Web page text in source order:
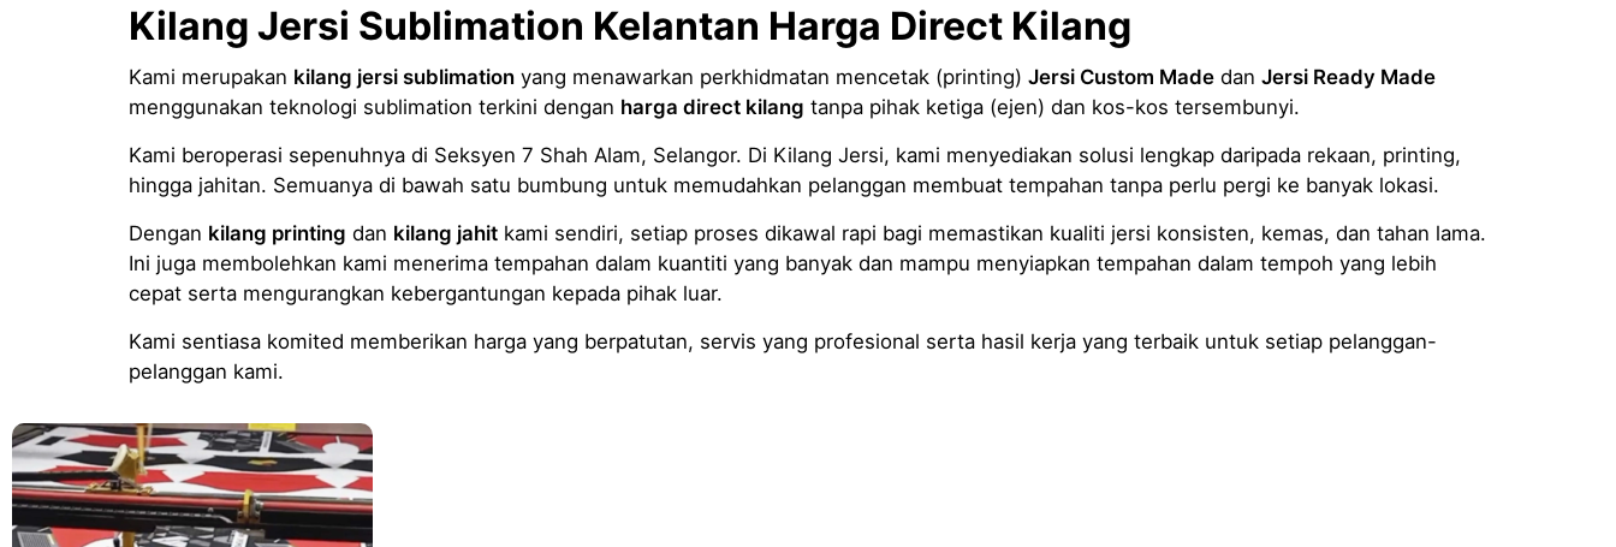
Kilang Jersi Sublimation Kelantan Harga Direct Kilang
Kami merupakan kilang jersi sublimation yang menawarkan perkhidmatan mencetak (printing) Jersi Custom Made dan Jersi Ready Made
menggunakan teknologi sublimation terkini dengan harga direct kilang tanpa pihak ketiga (ejen) dan kos-kos tersembunyi.
Kami beroperasi sepenuhnya di Seksyen 7 Shah Alam, Selangor. Di Kilang Jersi, kami menyediakan solusi lengkap daripada rekaan, printing,
hingga jahitan. Semuanya di bawah satu bumbung untuk memudahkan pelanggan membuat tempahan tanpa perlu pergi ke banyak lokasi.
Dengan kilang printing dan kilang jahit kami sendiri, setiap proses dikawal rapi bagi memastikan kualiti jersi konsisten, kemas, dan tahan lama.
Ini juga membolehkan kami menerima tempahan dalam kuantiti yang banyak dan mampu menyiapkan tempahan dalam tempoh yang lebih
cepat serta mengurangkan kebergantungan kepada pihak luar.
Kami sentiasa komited memberikan harga yang berpatutan, servis yang profesional serta hasil kerja yang terbaik untuk setiap pelanggan-
pelanggan kami.